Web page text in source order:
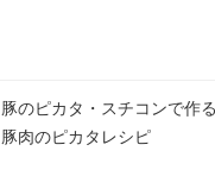
豚のピカタ・スチコンで作
豚肉のピカタレシピ